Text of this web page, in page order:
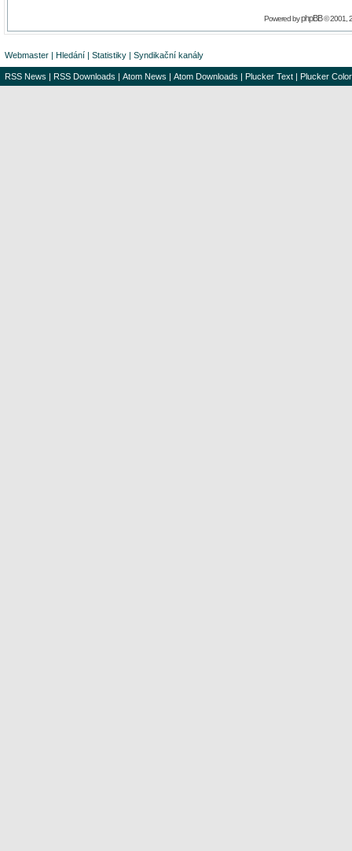
Powered byphpBB© 2001,
Webmaster | Hledání | Statistiky | Syndikační kanály
RSS News | RSS Downloads | Atom News | Atom Downloads | Plucker Text | Plucker Color